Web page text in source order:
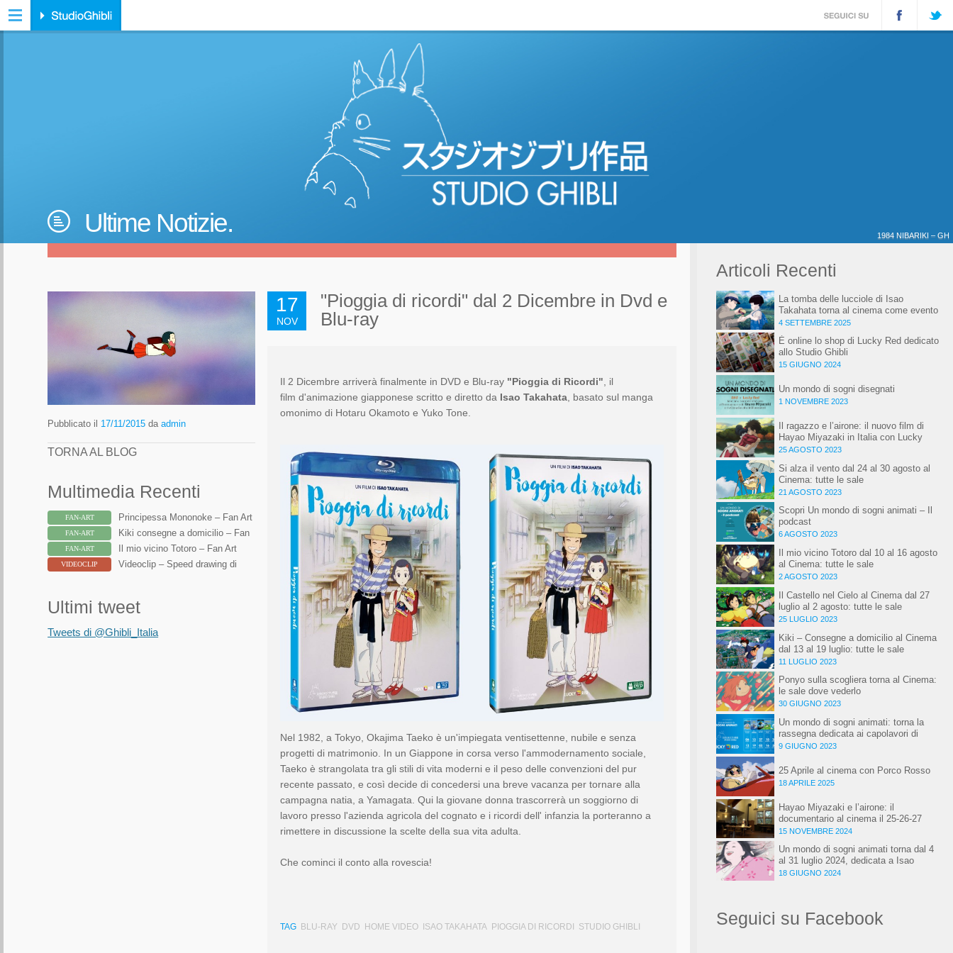
Ultime Notizie. 1984 NIBARIKI – GH
Pubblicato il 17/11/2015 daadmin
TORNA AL BLOG
Multimedia Recenti
Principessa Mononoke – Fan Art
FAN-ART
Kiki consegne a domicilio – Fan
Art
FAN-ART
Il mio vicino Totoro – Fan Art
FAN-ART
Videoclip – Speed drawing di
VIDEOCLIP
Ultimi tweet
Tweets di @Ghibli_Italia
17
NOV
"Pioggia di ricordi" dal 2 Dicembre in Dvd e
Blu-ray
Il 2 Dicembre arriverà finalmente in DVD e Blu-ray "Pioggia di Ricordi" , il
film d'animazione giapponese scritto e diretto da Isao Takahata, basato sul manga
omonimo di Hotaru Okamoto e Yuko Tone.
Nel 1982, a Tokyo, Okajima Taeko è un'impiegata ventisettenne, nubile e senza
progetti di matrimonio. In un Giappone in corsa verso l'ammodernamento sociale,
Taeko è strangolata tra gli stili di vita moderni e il peso delle convenzioni del pur
recente passato, e così decide di concedersi una breve vacanza per tornare alla
campagna natia, a Yamagata. Qui la giovane donna trascorrerà un soggiorno di
lavoro presso l'azienda agricola del cognato e i ricordi dell' infanzia la porteranno a
rimettere in discussione la scelte della sua vita adulta.
Che cominci il conto alla rovescia!
TAG BLU-RAY DVD HOME VIDEO ISAO TAKAHATA PIOGGIA DI RICORDI STUDIO GHIBLI
Articoli Recenti
La tomba delle lucciole di Isao
Takahata torna al cinema come evento
speciale
4 SETTEMBRE 2025
È online lo shop di Lucky Red dedicato
allo Studio Ghibli
15 GIUGNO 2024
Un mondo di sogni disegnati
1 NOVEMBRE 2023
Il ragazzo e l’airone: il nuovo film di
Hayao Miyazaki in Italia con Lucky
Red dal 1 gennaio 2024
25 AGOSTO 2023
Si alza il vento dal 24 al 30 agosto al
Cinema: tutte le sale
21 AGOSTO 2023
Scopri Un mondo di sogni animati – Il
podcast
6 AGOSTO 2023
Il mio vicino Totoro dal 10 al 16 agosto
al Cinema: tutte le sale
2 AGOSTO 2023
Il Castello nel Cielo al Cinema dal 27
luglio al 2 agosto: tutte le sale
25 LUGLIO 2023
Kiki – Consegne a domicilio al Cinema
dal 13 al 19 luglio: tutte le sale
11 LUGLIO 2023
Ponyo sulla scogliera torna al Cinema:
le sale dove vederlo
30 GIUGNO 2023
Un mondo di sogni animati: torna la
rassegna dedicata ai capolavori di
Hayao Miyazaki, al Cinema!
9 GIUGNO 2023
25 Aprile al cinema con Porco Rosso
18 APRILE 2025
Hayao Miyazaki e l’airone: il
documentario al cinema il 25-26-27
novembre
15 NOVEMBRE 2024
Un mondo di sogni animati torna dal 4
al 31 luglio 2024, dedicata a Isao
Takahata
18 GIUGNO 2024
Seguici su Facebook